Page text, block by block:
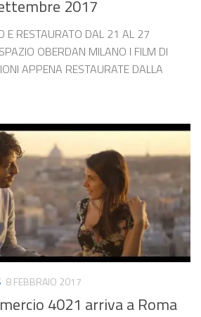
2017
E RESTAURATO DAL 21 AL 27
OBERDAN MILANO I FILM DI
APPENA RESTAURATE DALLA
8 FEBBRAIO 2017
4021 arriva a Roma